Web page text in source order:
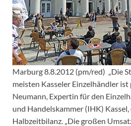
Marburg 8.8.2012 (pm/red) „Die
meisten Kasseler Einzelhändler
Neumann, Expertin für den
und Handelskammer (IHK)
Halbzeitbilanz. „Die großen